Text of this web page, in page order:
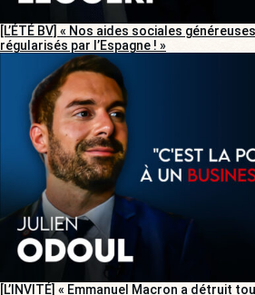
[L’ÉTÉ BV] « Nos aides sociales
régularisés par l’Espagne ! »
[L’INVITÉ] « Emmanuel Macron a détruit